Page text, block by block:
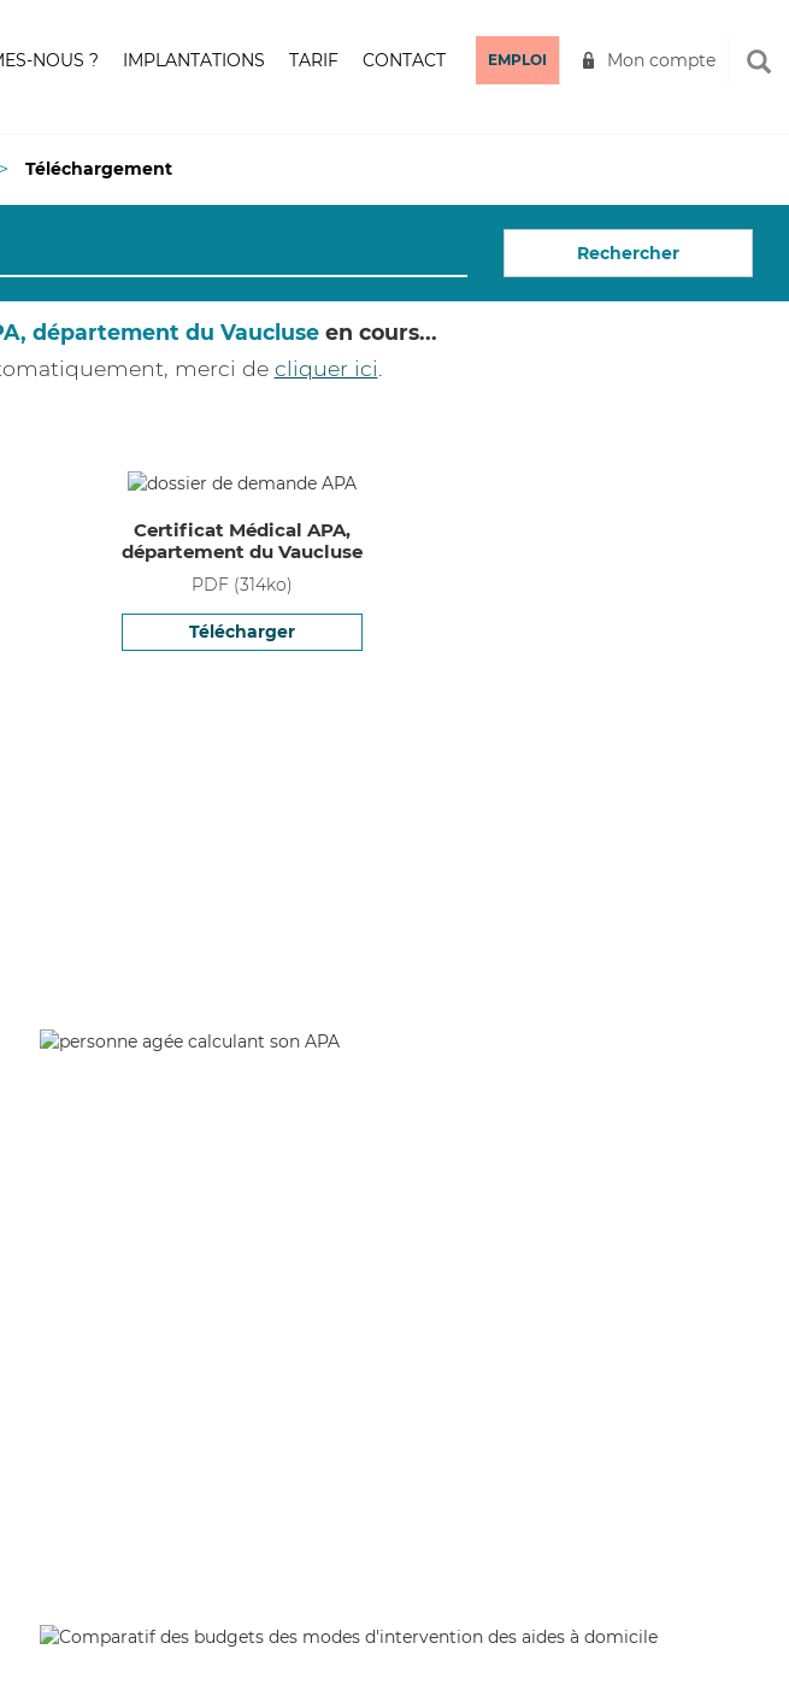
NOUS ? IMPLANTATIONS TARIF CONTACT EMPLOI Mon compte
Téléchargement
Rechercher
département du Vaucluseen cours...
merci de cliquer ici
Certificat Médical APA,
département du Vaucluse
PDF (314ko)
Télécharger